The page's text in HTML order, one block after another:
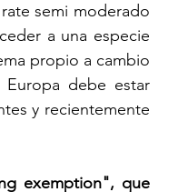
semi moderado
a una especie
propio a cambio
debe estar
y recientemente
exemption", que